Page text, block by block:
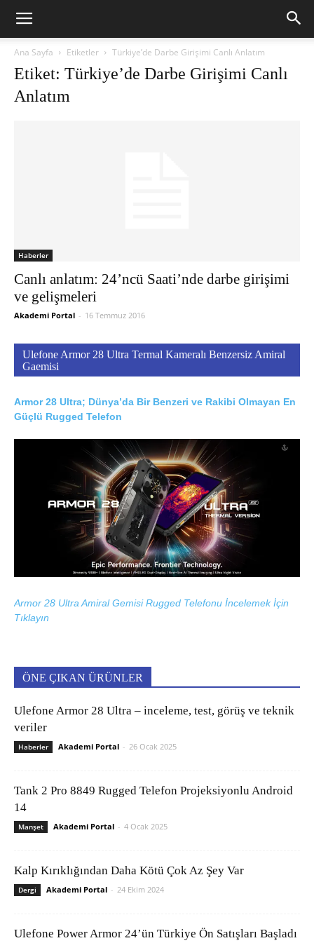
Ana Sayfa Etiketler Türkiye’de Darbe Girişimi Canlı Anlatım
Etiket: Türkiye’de Darbe Girişimi Canlı
Anlatım
Haberler
Canlı anlatım: 24’ncü Saati’nde darbe girişimi
ve gelişmeleri
Akademi Portal - 16 Temmuz 2016
Ulefone Armor 28 Ultra Termal Kameralı Benzersiz Amiral
Gaemisi
Armor 28 Ultra; Dünya’da Bir Benzeri ve Rakibi Olmayan En
Güçlü Rugged Telefon
Armor 28 Ultra Amiral Gemisi Rugged Telefonu İncelemek İçin
Tıklayın
ÖNE ÇIKAN ÜRÜNLER
Ulefone Armor 28 Ultra – inceleme, test, görüş ve teknik
veriler
Haberler Akademi Portal - 26 Ocak 2025
Tank 2 Pro 8849 Rugged Telefon Projeksiyonlu Android
14
Manşet Akademi Portal - 4 Ocak 2025
Kalp Kırıklığından Daha Kötü Çok Az Şey Var
Dergi Akademi Portal - 24 Ekim 2024
Ulefone Power Armor 24’ün Türkiye Ön Satışları Başladı